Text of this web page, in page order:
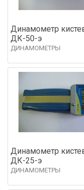
Динамометр
ДК-50-э
ДИНАМОМЕТРЫ
Динамометр
ДК-25-э
ДИНАМОМЕТРЫ